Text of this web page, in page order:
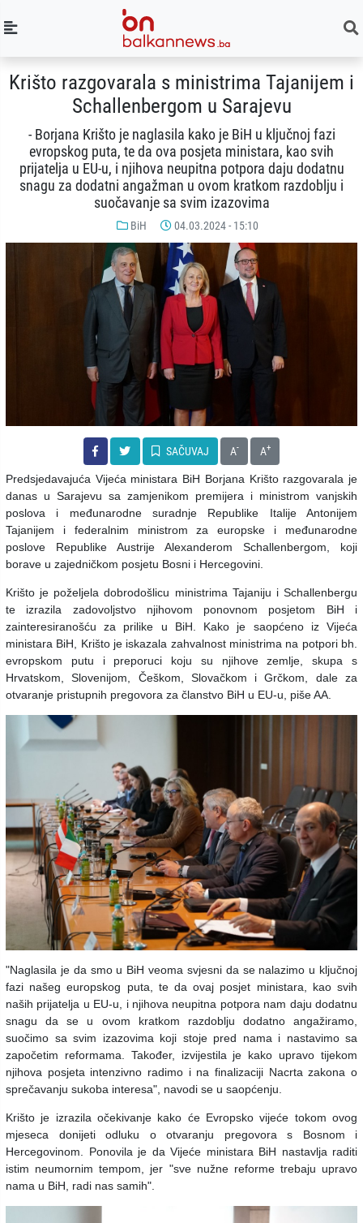
Krišto razgovarala s ministrima Tajanijem i
Schallenbergom u Sarajevu
- Borjana Krišto je naglasila kako je BiH u ključnoj fazi
evropskog puta, te da ova posjeta ministara, kao svih
prijatelja u EU-u, i njihova neupitna potpora daju dodatnu
snagu za dodatni angažman u ovom kratkom razdoblju i
suočavanje sa svim izazovima
BiH 04.03.2024 - 15:10
SAČUVAJ A- A+
Predsjedavajuća Vijeća ministara BiH Borjana Krišto razgovarala je
danas u Sarajevu sa zamjenikom premijera i ministrom vanjskih
poslova i međunarodne suradnje Republike Italije Antonijem
Tajanijem i federalnim ministrom za europske i međunarodne
poslove Republike Austrije Alexanderom Schallenbergom, koji
borave u zajedničkom posjetu Bosni i Hercegovini.
Krišto je poželjela dobrodošlicu ministrima Tajaniju i Schallenbergu
te izrazila zadovoljstvo njihovom ponovnom posjetom BiH i
zainteresiranošću za prilike u BiH. Kako je saopćeno iz Vijeća
ministara BiH, Krišto je iskazala zahvalnost ministrima na potpori bh.
evropskom putu i preporuci koju su njihove zemlje, skupa s
Hrvatskom, Slovenijom, Češkom, Slovačkom i Grčkom, dale za
otvaranje pristupnih pregovora za članstvo BiH u EU-u, piše AA.
"Naglasila je da smo u BiH veoma svjesni da se nalazimo u ključnoj
fazi našeg europskog puta, te da ovaj posjet ministara, kao svih
naših prijatelja u EU-u, i njihova neupitna potpora nam daju dodatnu
snagu da se u ovom kratkom razdoblju dodatno angažiramo,
suočimo sa svim izazovima koji stoje pred nama i nastavimo sa
započetim reformama. Također, izvijestila je kako upravo tijekom
njihova posjeta intenzivno radimo i na finalizaciji Nacrta zakona o
sprečavanju sukoba interesa", navodi se u saopćenju.
Krišto je izrazila očekivanje kako će Evropsko vijeće tokom ovog
mjeseca donijeti odluku o otvaranju pregovora s Bosnom i
Hercegovinom. Ponovila je da Vijeće ministara BiH nastavlja raditi
istim neumornim tempom, jer "sve nužne reforme trebaju upravo
nama u BiH, radi nas samih".